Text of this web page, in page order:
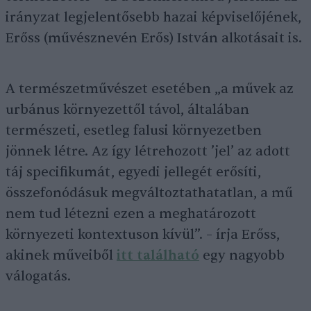
irányzat legjelentősebb hazai képviselőjének,
Erőss (művésznevén Erős) István alkotásait is.
A természetművészet esetében „a művek az
urbánus környezettől távol, általában
természeti, esetleg falusi környezetben
jönnek létre. Az így létrehozott ’jel’ az adott
táj specifikumát, egyedi jellegét erősíti,
összefonódásuk megváltoztathatatlan, a mű
nem tud létezni ezen a meghatározott
környezeti kontextuson kívül”. – írja Erőss,
akinek műveiből itt található egy nagyobb
válogatás.